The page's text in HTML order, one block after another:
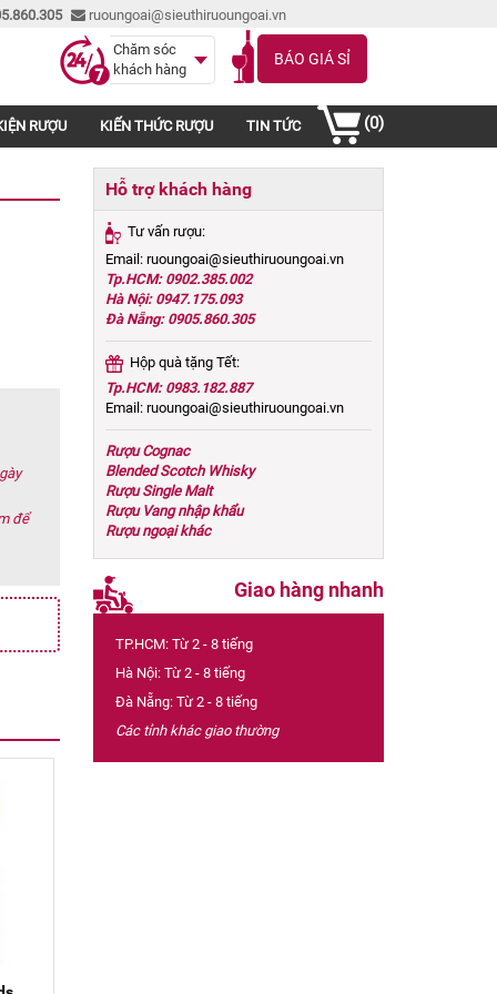
ruoungoai@sieuthiruoungoai.vn
BÁO GIÁ SỈ
Chăm sóc
khách hàng
(0)
RƯỢU KIẾN THỨC RƯỢU TIN TỨC
để
Hỗ trợ khách hàng
Tư vấn rượu:
Email: ruoungoai@sieuthiruoungoai.vn
Tp.HCM: 0902.385.002
Hà Nội: 0947.175.093
Đà Nẵng: 0905.860.305
Hộp quà tặng Tết:
Tp.HCM: 0983.182.887
Email: ruoungoai@sieuthiruoungoai.vn
Rượu Cognac
Blended Scotch Whisky
Rượu Single Malt
Rượu Vang nhập khẩu
Rượu ngoại khác
Giao hàng nhanh
TP.HCM: Từ 2 - 8 tiếng
Hà Nội: Từ 2 - 8 tiếng
Đà Nẵng: Từ 2 - 8 tiếng
Các tỉnh khác giao thường